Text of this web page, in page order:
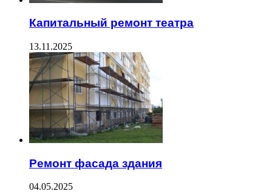
Капитальный ремонт театра
13.11.2025
Ремонт фасада здания
04.05.2025